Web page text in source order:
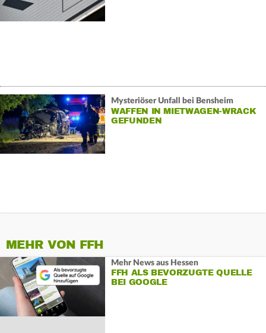
Mysteriöser Unfall bei Bensheim
WAFFEN IN MIETWAGEN-WRACK
GEFUNDEN
MEHR VON FFH
Mehr News aus Hessen
FFH ALS BEVORZUGTE QUELLE
BEI GOOGLE